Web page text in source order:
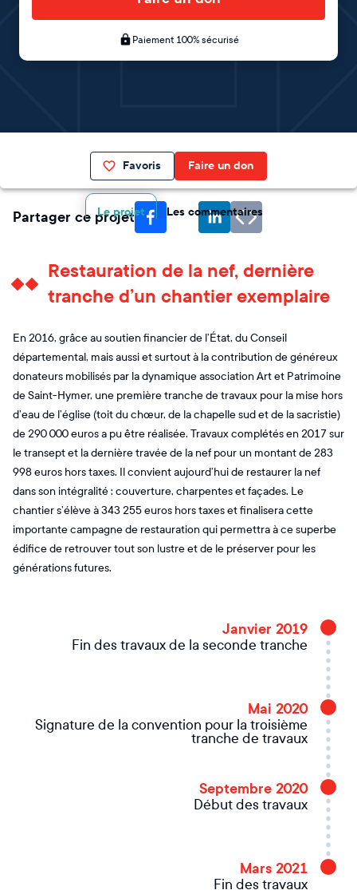
Paiement 100% sécurisé
Favoris Faire un don
Le projet Les commentaires
Partager ce projet
Restauration de la nef, dernière
tranche d’un chantier exemplaire
En 2016, grâce au soutien financier de l’État, du Conseil
départemental, mais aussi et surtout à la contribution de généreux
donateurs mobilisés par la dynamique association Art et Patrimoine
de Saint-Hymer, une première tranche de travaux pour la mise hors
d’eau de l’église (toit du chœur, de la chapelle sud et de la sacristie)
de 290 000 euros a pu être réalisée. Travaux complétés en 2017 sur
le transept et la dernière travée de la nef pour un montant de 283
998 euros hors taxes. Il convient aujourd’hui de restaurer la nef
dans son intégralité : couverture, charpentes et façades. Le
chantier s’élève à 343 255 euros hors taxes et finalisera cette
importante campagne de restauration qui permettra à ce superbe
édifice de retrouver tout son lustre et de le préserver pour les
générations futures.
Janvier 2019
Fin des travaux de la seconde tranche
Mai 2020
Signature de la convention pour la troisième
tranche de travaux
Septembre 2020
Début des travaux
Mars 2021
Fin des travaux